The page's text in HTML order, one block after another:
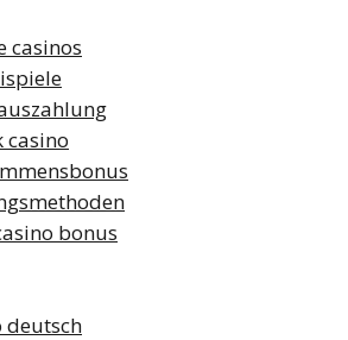
casinos
casino
bonus
deutsch